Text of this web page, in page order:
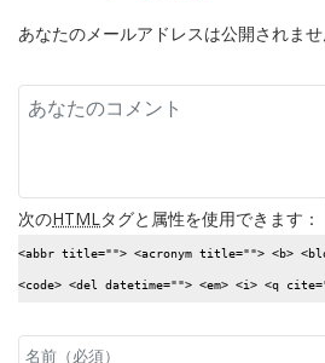
あなたのメールアドレスは公開されま
次のHTMLタグと属性を使用できます：
<abbr title=""> <acronym title=""> <b>
<code> <del datetime=""> <em> <i> <q